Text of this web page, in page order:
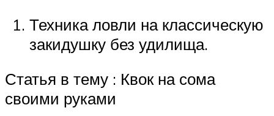
Техника ловли на классическую
закидушку без удилища.
Статья в тему : Квок на сома
своими руками